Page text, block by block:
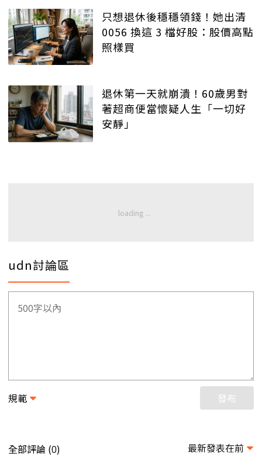
只想退休後穩穩領錢！她出清
0056 換這 3 檔好股：股價高點
照樣買
退休第一天就崩潰！60歲男對
著超商便當懷疑人生「一切好
安靜」
udn討論區
規範 發布
全部評論 (0) 最新發表在前